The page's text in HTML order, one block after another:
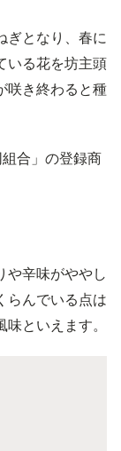
ぎとなり、春に
いる花を坊主頭
咲き終わると種
合」の登録商
や辛味がややし
らんでいる点は
といえます。